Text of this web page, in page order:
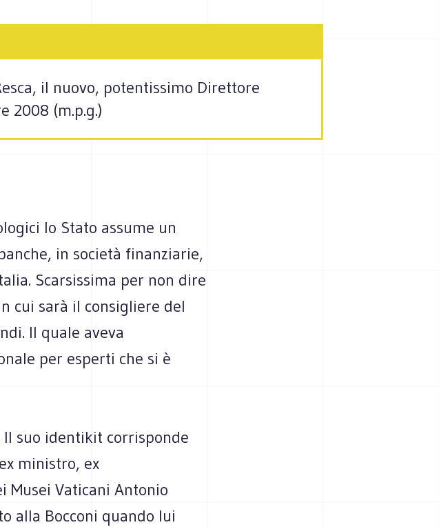
il nuovo, potentissimo Direttore
2008 (m.p.g.)
lo Stato assume un
in società finanziarie,
Scarsissima per non dire
cui sarà il consigliere del
Il quale aveva
per esperti che si è
Il suo identikit corrisponde
ministro, ex
Vaticani Antonio
alla Bocconi quando lui